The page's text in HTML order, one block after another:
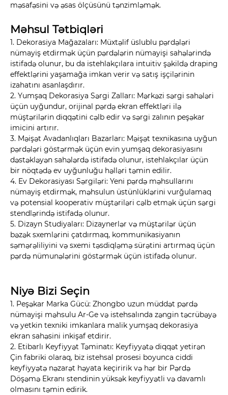
məsafəsini və əsas ölçüsünü tənzimləmək.
Məhsul Tətbiqləri
1. Dekorasiya Mağazaları: Müxtəlif üslublu pərdələri
nümayiş etdirmək üçün pərdələrin nümayişi sahələrində
istifadə olunur, bu da istehlakçılara intuitiv şəkildə draping
effektlərini yaşamağa imkan verir və satış işçilərinin
izahatını asanlaşdırır.
2. Yumşaq Dekorasiya Sərgi Zalları: Mərkəzi sərgi sahələri
üçün uyğundur, orijinal pərdə ekran effektləri ilə
müştərilərin diqqətini cəlb edir və sərgi zalının peşəkar
imicini artırır.
3. Məişət Avadanlıqları Bazarları: Məişət texnikasına uyğun
pərdələri göstərmək üçün evin yumşaq dekorasiyasını
dəstəkləyən sahələrdə istifadə olunur, istehlakçılar üçün
bir nöqtədə ev uyğunluğu həlləri təmin edilir.
4. Ev Dekorasiyası Sərgiləri: Yeni pərdə məhsullarını
nümayiş etdirmək, məhsulun üstünlüklərini vurğulamaq
və potensial kooperativ müştəriləri cəlb etmək üçün sərgi
stendlərində istifadə olunur.
5. Dizayn Studiyaları: Dizaynerlər və müştərilər üçün
bəzək sxemlərini çatdırmaq, kommunikasiyanın
səmərəliliyini və sxemi təsdiqləmə sürətini artırmaq üçün
pərdə nümunələrini göstərmək üçün istifadə olunur.
Niyə Bizi Seçin
1. Peşəkar Marka Gücü: Zhongbo uzun müddət pərdə
nümayişi məhsulu Ar-Ge və istehsalında zəngin təcrübəyə
və yetkin texniki imkanlara malik yumşaq dekorasiya
ekran sahəsini inkişaf etdirir.
2. Etibarlı Keyfiyyət Təminatı: Keyfiyyətə diqqət yetirən
Çin fabriki olaraq, biz istehsal prosesi boyunca ciddi
keyfiyyətə nəzarət həyata keçiririk və hər bir Pərdə
Döşəmə Ekranı stendinin yüksək keyfiyyətli və davamlı
olmasını təmin edirik.